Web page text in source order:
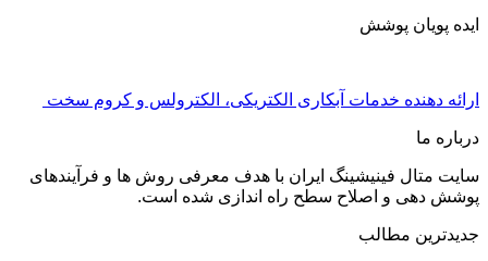
ایده پویان پوشش
ارائه دهنده خدمات آبکاری الکتریکی، الکترولس و کروم سخت
درباره ما
سایت متال فینیشینگ ایران با هدف معرفی روش ها و فرآیندهای
پوشش دهی و اصلاح سطح راه اندازی شده است.
جدیدترین مطالب